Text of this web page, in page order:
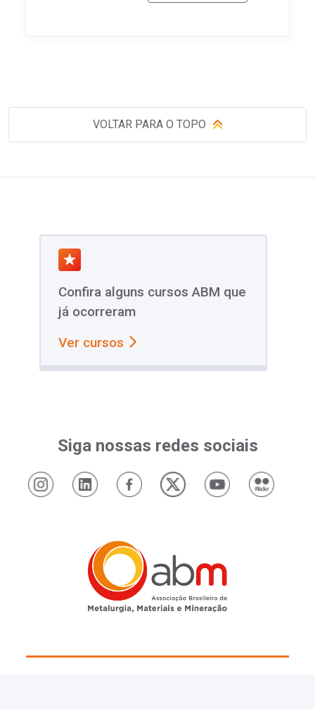
VOLTAR PARA O TOPO
Confira alguns cursos ABM que
já ocorreram
Ver cursos
Siga nossas redes sociais